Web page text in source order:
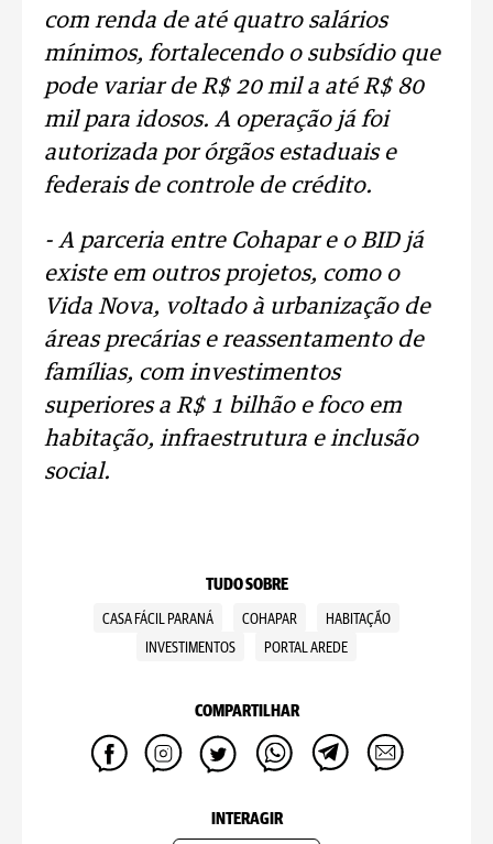
com renda de até quatro salários
mínimos, fortalecendo o subsídio que
pode variar de R$ 20 mil a até R$ 80
mil para idosos. A operação já foi
autorizada por órgãos estaduais e
federais de controle de crédito.
- A parceria entre Cohapar e o BID já
existe em outros projetos, como o
Vida Nova, voltado à urbanização de
áreas precárias e reassentamento de
famílias, com investimentos
superiores a R$ 1 bilhão e foco em
habitação, infraestrutura e inclusão
social.
TUDO SOBRE
CASA FÁCIL PARANÁ COHAPAR
HABITAÇÃO
INVESTIMENTOS
PORTAL AREDE
COMPARTILHAR
INTERAGIR